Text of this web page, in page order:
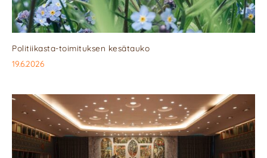
Politiikasta-toimituksen kesätauko
19.6.2026